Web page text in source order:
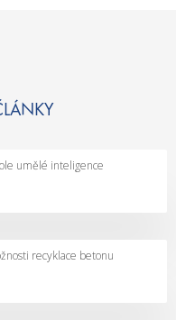
umělé inteligence
recyklace betonu